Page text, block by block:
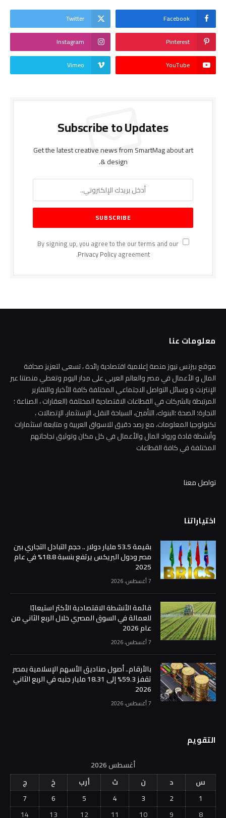
Facebook
Twitter
Pinterest
Instagram
YouTube
Vimeo
Subscribe to Updates
Get the latest creative news from SmartMag about art
& design.
By signing up, you agree to the our terms and our
Privacy Policyagreement.
معلومات عنا
موقع بيزنس نيوز منصة إعلامية اقتصادية رائدة ، تسعى لتعزيز صحافة
المال و الأعمال في مصر والعالم العربي على مدار اليوم وتغطي منصتنا عبر
الإنترنت و وسائل التواصل الاجتماعي المختلفة كافة الأخبار والتقارير
المرتبطة بالشركات في القطاعات الاقتصادية المختلفة (العقارات ، الصناعة ؛
التجارة؛ الصحة ؛البنوك، التأمين، السياحة النقل، الإستثمار، الإتصالات ،
تكنولوجيا المعلومات، مع رصد دقيق للاسواق العربية و متابعة استثمارات
وأنشطة قادة ورواد المال والأعمال في كل مكان وتوثيق نجاحاتهم
المختلفة في كافة القطاعات
تواصل معنا
اختياراتنا
بقيمة 53.5 مليار دولار .. حجم التبادل التجاري بين
مصر ودول البريكس يرتفع بنسبة 18.8% في عام
2025
7 أغسطس، 2026
قائمة الأنشطة الاقتصادية الأكثر استيعابًا
للعمالة في السوق المصري خلال الربع الثاني من
عام 2026
7 أغسطس، 2026
بالأرقام.. أصول صناديق الأسهم الإسلامية بمصر
تقفز 59.3% إلى 18.31 مليار جنيه في الربع الثاني
2026
7 أغسطس، 2026
التقويم
أغسطس 2026
س
د ن ث أرب خ
ج
1
2
3
4
5
6
7
8
9
10
11
12
13
14